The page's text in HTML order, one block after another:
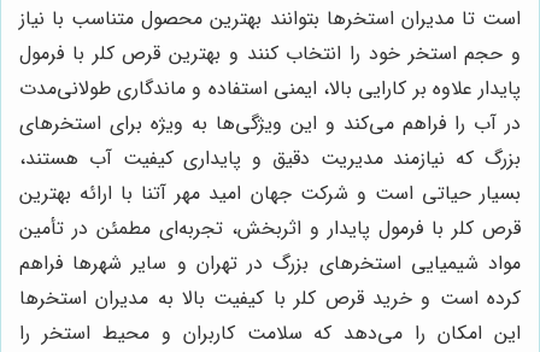
است تا مدیران استخرها بتوانند بهترین محصول متناسب با نیاز
و حجم استخر خود را انتخاب کنند و بهترین قرص کلر با فرمول
پایدار علاوه بر کارایی بالا، ایمنی استفاده و ماندگاری طولانی‌مدت
در آب را فراهم می‌کند و این ویژگی‌ها به ویژه برای استخرهای
بزرگ که نیازمند مدیریت دقیق و پایداری کیفیت آب هستند،
بسیار حیاتی است و شرکت جهان امید مهر آتنا با ارائه بهترین
قرص کلر با فرمول پایدار و اثربخش، تجربه‌ای مطمئن در تأمین
مواد شیمیایی استخرهای بزرگ در تهران و سایر شهرها فراهم
کرده است و خرید قرص کلر با کیفیت بالا به مدیران استخرها
این امکان را می‌دهد که سلامت کاربران و محیط استخر را